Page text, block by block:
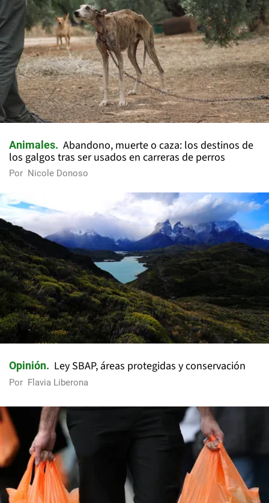
Animales
Abandono, muerte o caza: los destinos de
los galgos tras ser usados en carreras de perros
Por Nicole Donoso
Opinión Ley SBAP, áreas protegidas y conservación
Por Flavia Liberona